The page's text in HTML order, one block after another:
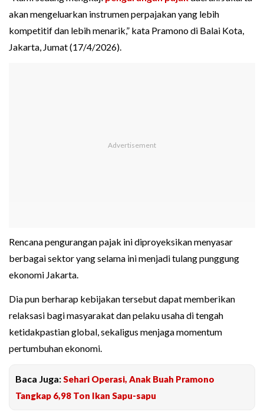
akan mengeluarkan instrumen perpajakan yang lebih
kompetitif dan lebih menarik,” kata Pramono di Balai Kota,
Jakarta, Jumat (17/4/2026).
Rencana pengurangan pajak ini diproyeksikan menyasar
berbagai sektor yang selama ini menjadi tulang punggung
ekonomi Jakarta.
Dia pun berharap kebijakan tersebut dapat memberikan
relaksasi bagi masyarakat dan pelaku usaha di tengah
ketidakpastian global, sekaligus menjaga momentum
pertumbuhan ekonomi.
Baca Juga:Sehari Operasi, Anak Buah Pramono
Tangkap 6,98 Ton Ikan Sapu-sapu